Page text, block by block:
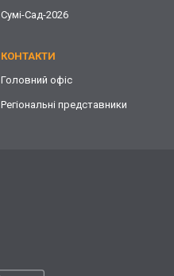
Сумі-Сад-2026
КОНТАКТИ
Головний офіс
Регіональні представники